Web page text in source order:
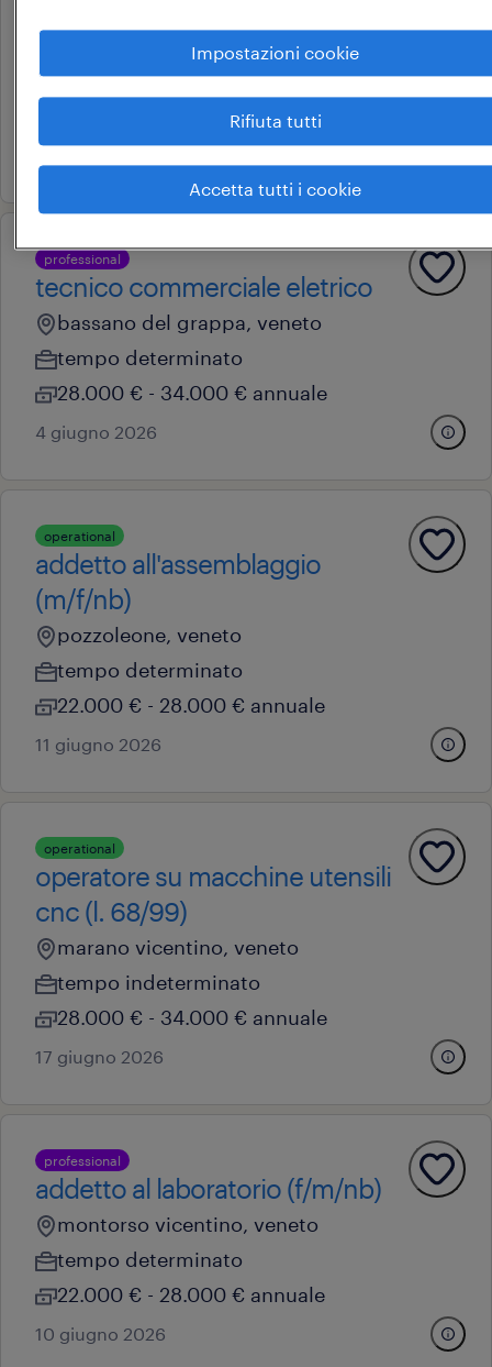
bassano del grappa, veneto
tempo determinato
22.000 € - 28.000 € annuale
professional
tecnico commerciale eletrico
bassano del grappa, veneto
tempo determinato
28.000 € - 34.000 € annuale
4 giugno 2026
operational
addetto all'assemblaggio
(m/f/nb)
pozzoleone, veneto
tempo determinato
22.000 € - 28.000 € annuale
11 giugno 2026
operational
operatore su macchine utensili
cnc (l. 68/99)
marano vicentino, veneto
tempo indeterminato
28.000 € - 34.000 € annuale
17 giugno 2026
professional
addetto al laboratorio (f/m/nb)
montorso vicentino, veneto
tempo determinato
22.000 € - 28.000 € annuale
10 giugno 2026
Impostazioni cookie
Rifiuta tutti
Accetta tutti i cookie